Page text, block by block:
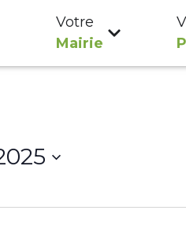
Votre
Mairie